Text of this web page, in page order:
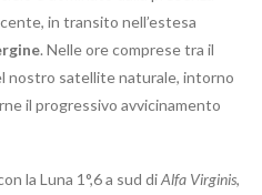
in transito nell’estesa
. Nelle ore comprese tra il
nostro satellite naturale, intorno
il progressivo avvicinamento
la Luna 1°,6 a sud diAlfa Virginis,